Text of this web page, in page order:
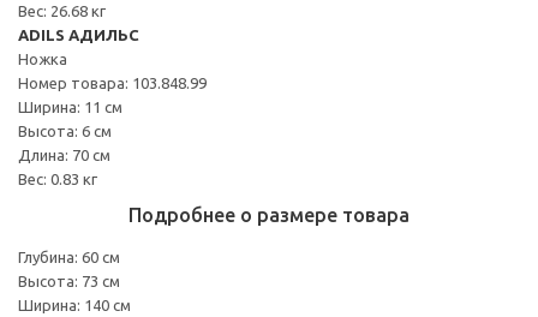
Вес: 26.68 кг
ADILS АДИЛЬС
Ножка
Номер товара: 103.848.99
Ширина: 11 см
Высота: 6 см
Длина: 70 см
Вес: 0.83 кг
Подробнее о размере товара
Глубина: 60 см
Высота: 73 см
Ширина: 140 см